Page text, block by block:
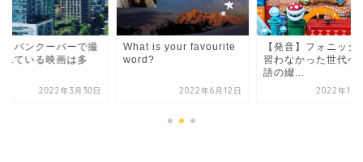
ンクーバーで撮
いる映画は多
2022年3月30日
What is your favourite
word?
2022年6月12日
【発音】フォニックスを
習わなかった世代へ
語の綴...
2022年10月10